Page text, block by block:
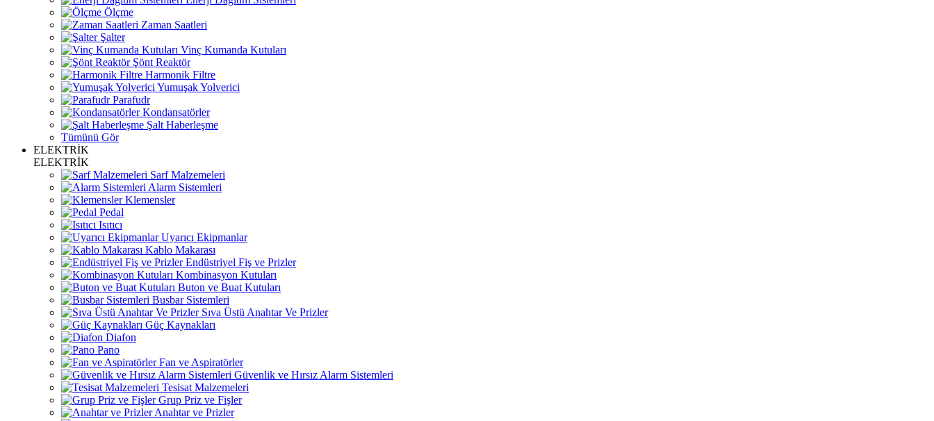
Ölçme
Zaman Saatleri
Şalter
Vinç Kumanda Kutuları
Şönt Reaktör
Harmonik Filtre
Yumuşak Yolverici
Parafudr
Kondansatörler
Şalt Haberleşme
Tümünü Gör
ELEKTRİK
ELEKTRİK
Sarf Malzemeleri
Alarm Sistemleri
Klemensler
Pedal
Isıtıcı
Uyarıcı Ekipmanlar
Kablo Makarası
Endüstriyel Fiş ve Prizler
Kombinasyon Kutuları
Buton ve Buat Kutuları
Busbar Sistemleri
Sıva Üstü Anahtar Ve Prizler
Güç Kaynakları
Diafon
Pano
Fan ve Aspiratörler
Güvenlik ve Hırsız Alarm Sistemleri
Tesisat Malzemeleri
Grup Priz ve Fişler
Anahtar ve Prizler